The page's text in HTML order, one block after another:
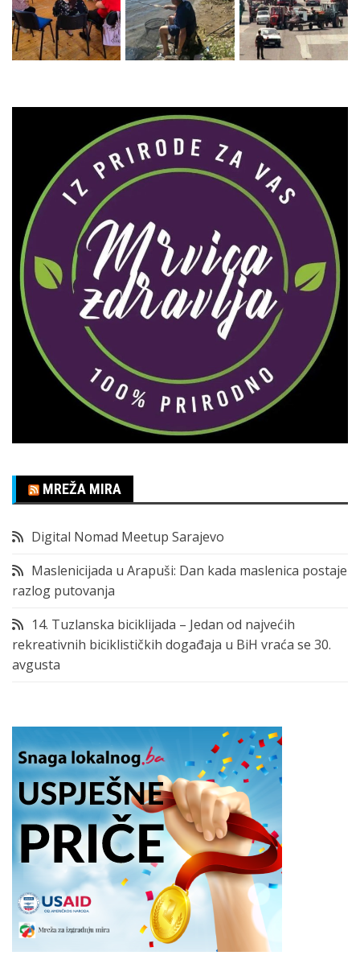
MREŽA MIRA
Digital Nomad Meetup Sarajevo
Maslenicijada u Arapuši: Dan kada maslenica postaje
razlog putovanja
14. Tuzlanska biciklijada – Jedan od najvećih
rekreativnih biciklističkih događaja u BiH vraća se 30.
avgusta